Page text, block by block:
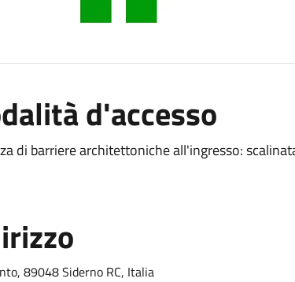
d'accesso
di barriere architettoniche all'ingresso:
89048 Siderno RC, Italia